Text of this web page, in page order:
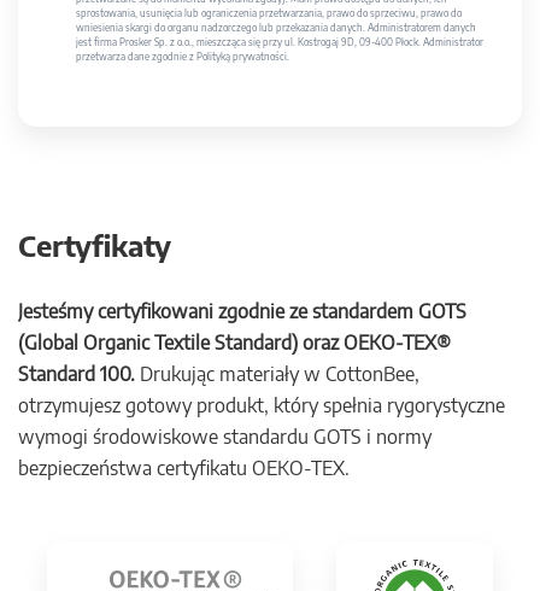
sprostowania, usunięcia lub ograniczenia przetwarzania, prawo do sprzeciwu, prawo do
wniesienia skargi do organu nadzorczego lub przekazania danych. Administratorem danych
jest firma Prosker Sp. z o.o., mieszcząca się przy ul. Kostrogaj 9D, 09-400 Płock. Administrator
przetwarza dane zgodnie z Polityką prywatności.
Certyfikaty
Jesteśmy certyfikowani zgodnie ze standardem GOTS
(Global Organic Textile Standard) oraz OEKO-TEX®
Standard 100. Drukując materiały w CottonBee,
otrzymujesz gotowy produkt, który spełnia rygorystyczne
wymogi środowiskowe standardu GOTS i normy
bezpieczeństwa certyfikatu OEKO-TEX.